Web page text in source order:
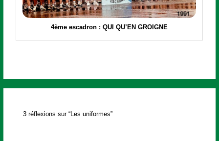
4ème escadron :QUI QU’EN GROIGNE
3 réflexions sur “Les uniformes”